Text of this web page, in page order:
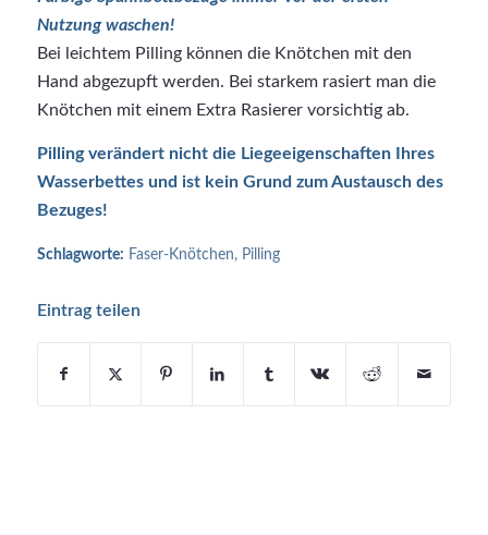
Nutzung waschen!
Bei leichtem Pilling können die Knötchen mit den
Hand abgezupft werden. Bei starkem rasiert man die
Knötchen mit einem Extra Rasierer vorsichtig ab.
Pilling verändert nicht die Liegeeigenschaften Ihres
Wasserbettes und ist kein Grund zum Austausch des
Bezuges!
Schlagworte: Faser-Knötchen, Pilling
Eintrag teilen